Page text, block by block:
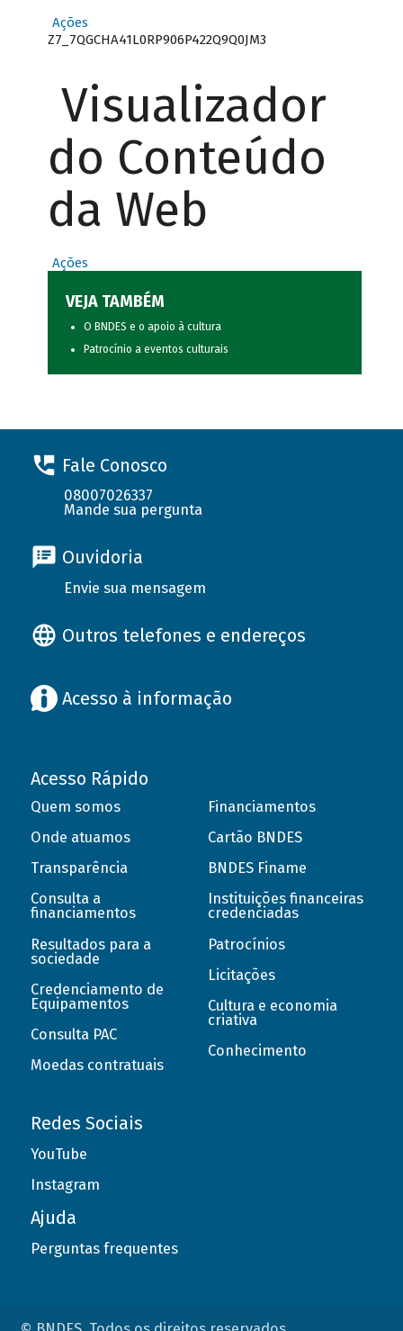
Ações
Z7_7QGCHA41L0RP906P422Q9Q0JM3
Visualizador
do Conteúdo
da Web
Ações
VEJA TAMBÉM
O BNDES e o apoio à cultura
Patrocínio a eventos culturais
Fale Conosco
08007026337
Mande sua pergunta
Ouvidoria
Envie sua mensagem
Outros telefones e endereços
Acesso à informação
Acesso Rápido
Quem somos
Onde atuamos
Transparência
Consulta a
financiamentos
Resultados para a
sociedade
Credenciamento de
Equipamentos
Consulta PAC
Moedas contratuais
Financiamentos
Cartão BNDES
BNDES Finame
Instituições financeiras
credenciadas
Patrocínios
Licitações
Cultura e economia
criativa
Conhecimento
Redes Sociais
YouTube
Instagram
Ajuda
Perguntas frequentes